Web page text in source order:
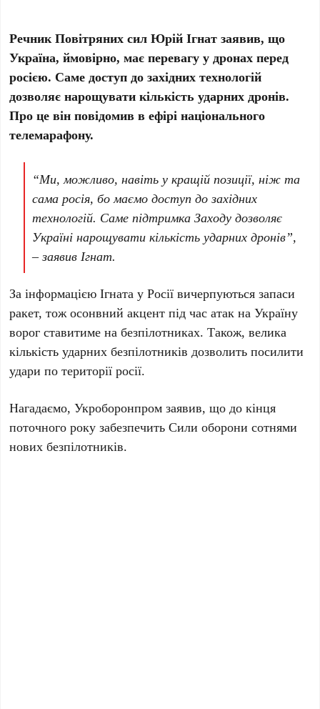
Речник Повітряних сил Юрій Ігнат заявив, що
Україна, ймовірно, має перевагу у дронах перед
росією. Саме доступ до західних технологій
дозволяє нарощувати кількість ударних дронів.
Про це він повідомив в ефірі національного
телемарафону.
“Ми, можливо, навіть у кращій позиції, ніж та
сама росія, бо маємо доступ до західних
технологій. Саме підтримка Заходу дозволяє
Україні нарощувати кількість ударних дронів”,
– заявив Ігнат.
За інформацією Ігната у Росії вичерпуються запаси
ракет, тож осонвний акцент під час атак на Україну
ворог ставитиме на безпілотниках. Також, велика
кількість ударних безпілотників дозволить посилити
удари по території росії.
Нагадаємо, Укроборонпром заявив, що до кінця
поточного року забезпечить Сили оборони сотнями
нових безпілотників.